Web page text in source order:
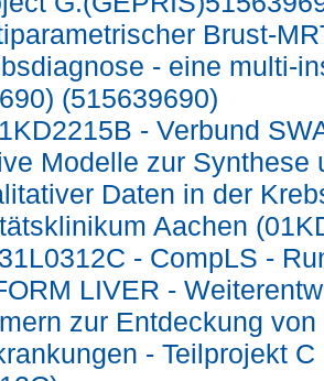
Brust-
- eine multi-
(515639690)
- Verbund
Modelle zur Synthese
Daten in der
Aachen
- CompLS -
LIVER -
zur Entdeckung
- Teilprojekt